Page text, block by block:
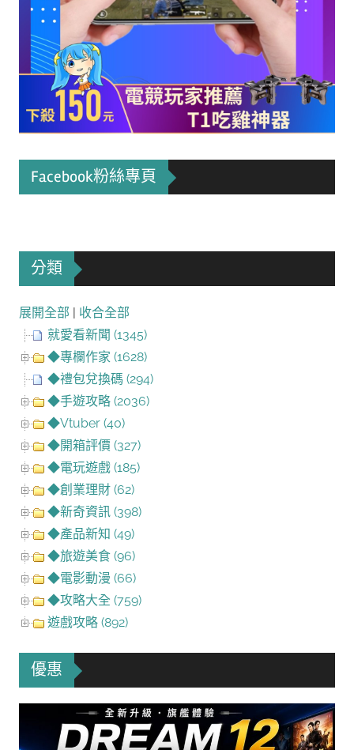
Facebook粉絲專頁
分類
展開全部 | 收合全部
就愛看新聞 (1345)
◆專欄作家 (1628)
◆禮包兌換碼 (294)
◆手遊攻略 (2036)
◆Vtuber (40)
◆開箱評價 (327)
◆電玩遊戲 (185)
◆創業理財 (62)
◆新奇資訊 (398)
◆產品新知 (49)
◆旅遊美食 (96)
◆電影動漫 (66)
◆攻略大全 (759)
遊戲攻略 (892)
優惠